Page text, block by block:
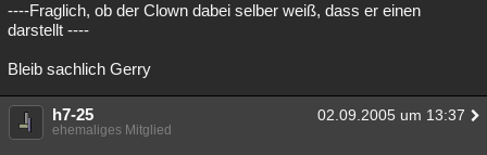
----Fraglich, ob der Clown dabei selber weiß, dass er einen
darstellt ----
Bleib sachlich Gerry
h7-25 02.09.2005 um 13:37
ehemaliges Mitglied